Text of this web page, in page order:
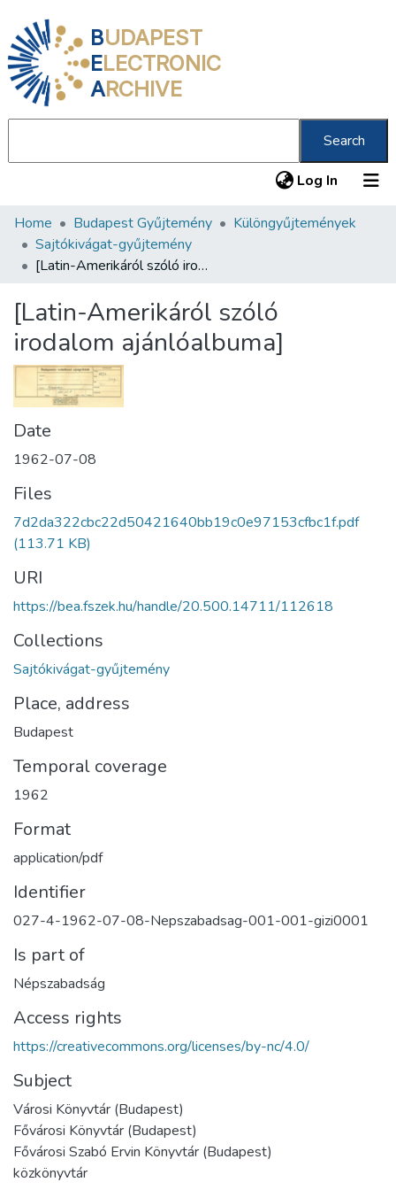
BUDAPEST
ELECTRONIC
ARCHIVE
Search
Log In (current)
Communities & Collections
All of DSpace
About us
Home Budapest Gyűjtemény
Különgyűjtemények
Sajtókivágat-gyűjtemény
[Latin-Amerikáról szóló irodalom ajánlóalbuma]
[Latin-Amerikáról szóló
irodalom ajánlóalbuma]
Date
1962-07-08
Files
7d2da322cbc22d50421640bb19c0e97153cfbc1f.pdf
(113.71 KB)
URI
https://bea.fszek.hu/handle/20.500.14711/112618
Collections
Sajtókivágat-gyűjtemény
Place, address
Budapest
Temporal coverage
1962
Format
application/pdf
Identifier
027-4-1962-07-08-Nepszabadsag-001-001-gizi0001
Is part of
Népszabadság
Access rights
https://creativecommons.org/licenses/by-nc/4.0/
Subject
Városi Könyvtár (Budapest)
Fővárosi Könyvtár (Budapest)
Fővárosi Szabó Ervin Könyvtár (Budapest)
közkönyvtár